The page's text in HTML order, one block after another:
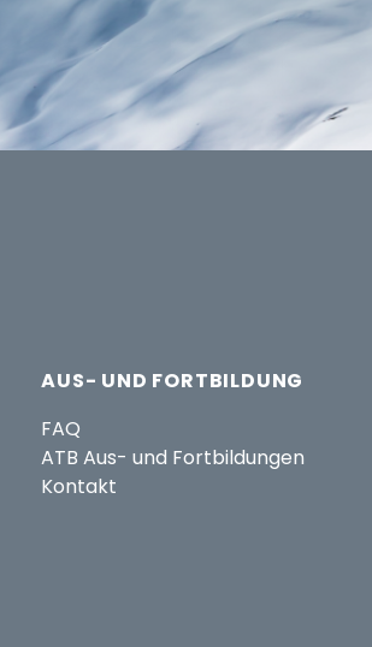
AUS- UND FORTBILDUNG
FAQ
ATB Aus- und Fortbildungen
Kontakt